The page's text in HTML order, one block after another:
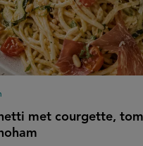
met courgette,